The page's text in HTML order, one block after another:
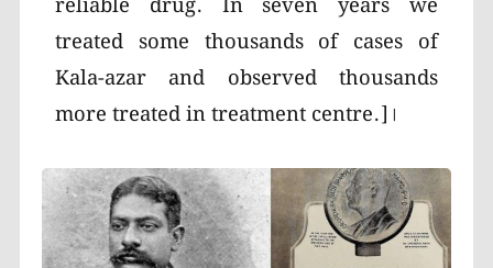
treated some thousands of cases of
Kala-azar and observed thousands
more treated in treatment centre.]।